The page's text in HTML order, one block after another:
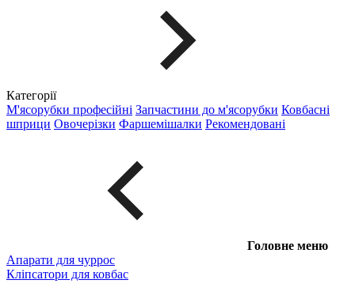
Категорії
М'ясорубки професійні Запчастини до м'ясорубки Ковбасні
шприци Овочерізки Фаршемішалки Рекомендовані
Головне меню
Апарати для чуррос
Кліпсатори для ковбас